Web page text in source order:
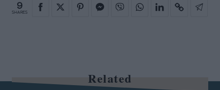
9
SHARES
Related